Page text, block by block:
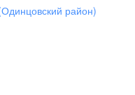
район)